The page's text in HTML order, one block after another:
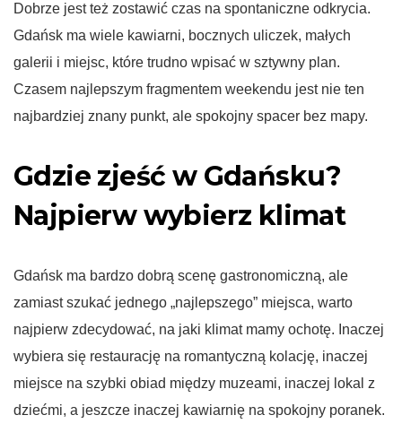
Dobrze jest też zostawić czas na spontaniczne odkrycia.
Gdańsk ma wiele kawiarni, bocznych uliczek, małych
galerii i miejsc, które trudno wpisać w sztywny plan.
Czasem najlepszym fragmentem weekendu jest nie ten
najbardziej znany punkt, ale spokojny spacer bez mapy.
Gdzie zjeść w Gdańsku?
Najpierw wybierz klimat
Gdańsk ma bardzo dobrą scenę gastronomiczną, ale
zamiast szukać jednego „najlepszego” miejsca, warto
najpierw zdecydować, na jaki klimat mamy ochotę. Inaczej
wybiera się restaurację na romantyczną kolację, inaczej
miejsce na szybki obiad między muzeami, inaczej lokal z
dziećmi, a jeszcze inaczej kawiarnię na spokojny poranek.